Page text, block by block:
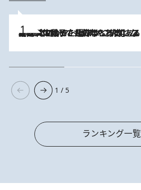
2026.8.5
【阿川佐和子さんの年とる力】なぜ70代で始めた趣味は“こんなに楽しい”のか？ ピアノ、俳句…スランプに陥っても続けられる“ある秘訣”とは
1 / 5
ランキング一覧